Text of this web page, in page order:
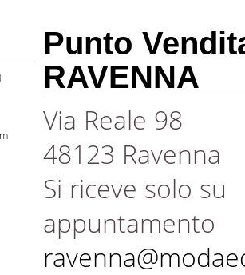
Punto
RAVENNA
Via Reale 98
48123 Ravenna
Si riceve solo su
appuntamento